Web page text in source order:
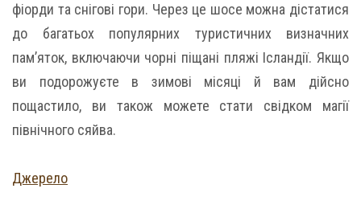
фіорди та снігові гори. Через це шосе можна дістатися
до багатьох популярних туристичних визначних
пам’яток, включаючи чорні піщані пляжі Ісландії. Якщо
ви подорожуєте в зимові місяці й вам дійсно
пощастило, ви також можете стати свідком магії
північного сяйва.
Джерело